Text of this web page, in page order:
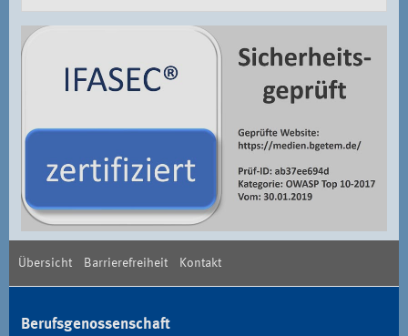
Übersicht Barrierefreiheit Kontakt
Berufsgenossenschaft